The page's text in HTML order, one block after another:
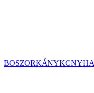
BOSZORKÁNYKONYHA